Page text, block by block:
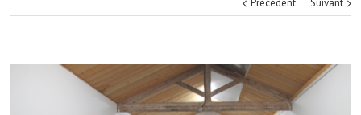
Précédent Suivant